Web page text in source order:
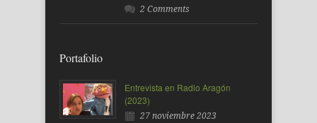
2 Comments
Portafolio
Entrevista en Radio Aragón
(2023)
27 noviembre 2023